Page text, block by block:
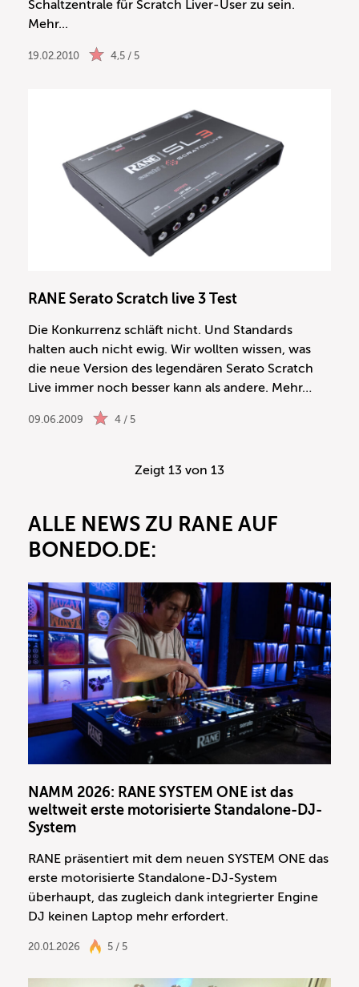
Schaltzentrale für Scratch Liver-User zu sein.
Mehr...
19.02.2010 4,5 / 5
RANE Serato Scratch live 3 Test
Die Konkurrenz schläft nicht. Und Standards
halten auch nicht ewig. Wir wollten wissen, was
die neue Version des legendären Serato Scratch
Live immer noch besser kann als andere. Mehr…
09.06.2009 4 / 5
Zeigt 13 von 13
ALLE NEWS ZU RANE AUF
BONEDO.DE:
NAMM 2026: RANE SYSTEM ONE ist das
weltweit erste motorisierte Standalone-DJ-
System
RANE präsentiert mit dem neuen SYSTEM ONE das
erste motorisierte Standalone-DJ-System
überhaupt, das zugleich dank integrierter Engine
DJ keinen Laptop mehr erfordert.
20.01.2026 5 / 5